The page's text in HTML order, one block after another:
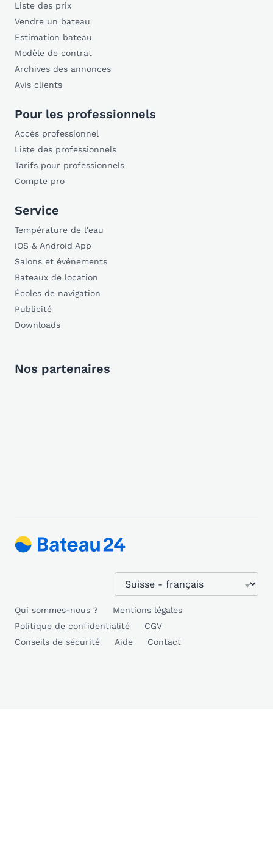
Liste des prix
Vendre un bateau
Estimation bateau
Modèle de contrat
Archives des annonces
Avis clients
Pour les professionnels
Accès professionnel
Liste des professionnels
Tarifs pour professionnels
Compte pro
Service
Température de l'eau
iOS & Android App
Salons et événements
Bateaux de location
Écoles de navigation
Publicité
Downloads
Nos partenaires
Qui sommes-nous ?
Mentions légales
Politique de confidentialité
CGV
Conseils de sécurité
Aide Contact